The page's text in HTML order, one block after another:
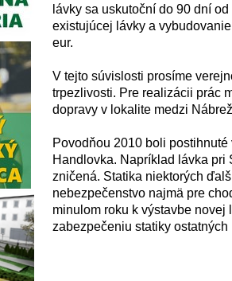
lávky sa uskutoční do 90 dní
existujúcej lávky a
eur.
V tejto súvislosti prosíme
trpezlivosti. Pre realizácii prác
dopravy v lokalite medzi
Povodňou 2010 boli
Handlovka. Napríklad lávka pri
zničená. Statika niektorých
nebezpečenstvo najmä pre
minulom roku k výstavbe
zabezpečeniu statiky